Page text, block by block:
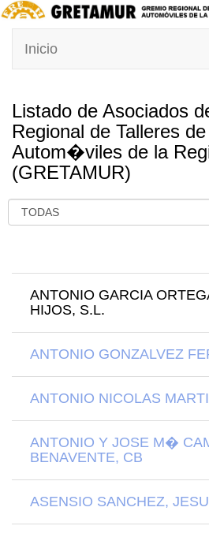
Inicio
Listado de Asociados
Regional de Talleres
Autom�viles de la
(GRETAMUR)
ANTONIO GARCIA
HIJOS, S.L.
ANTONIO GONZALVEZ
ANTONIO NICOLAS
ANTONIO Y JOSE M�
BENAVENTE, CB
ASENSIO SANCHEZ,